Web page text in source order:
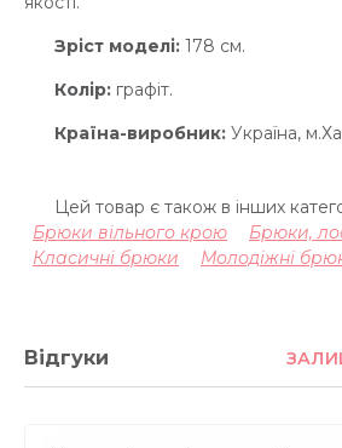
Зріст моделі: 178 см.
Колір: графіт.
Країна-виробник: Україна,
Цей товар є також в інших
Брюки вільного крою
Брюки,
Класичні брюки
Молодіжні
Відгуки